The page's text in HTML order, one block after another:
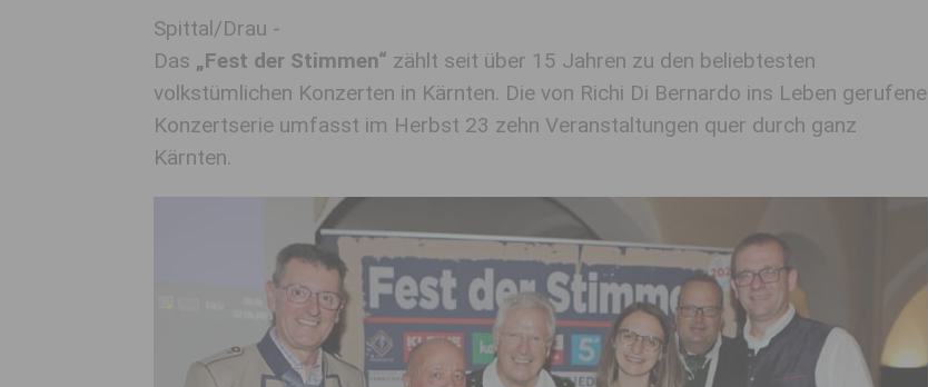
Spittal/Drau -
Das „Fest der Stimmen“ zählt seit über 15 Jahren zu den beliebtesten
volkstümlichen Konzerten in Kärnten. Die von Richi Di Bernardo ins Leben gerufene
Konzertserie umfasst im Herbst 23 zehn Veranstaltungen quer durch ganz
Kärnten.